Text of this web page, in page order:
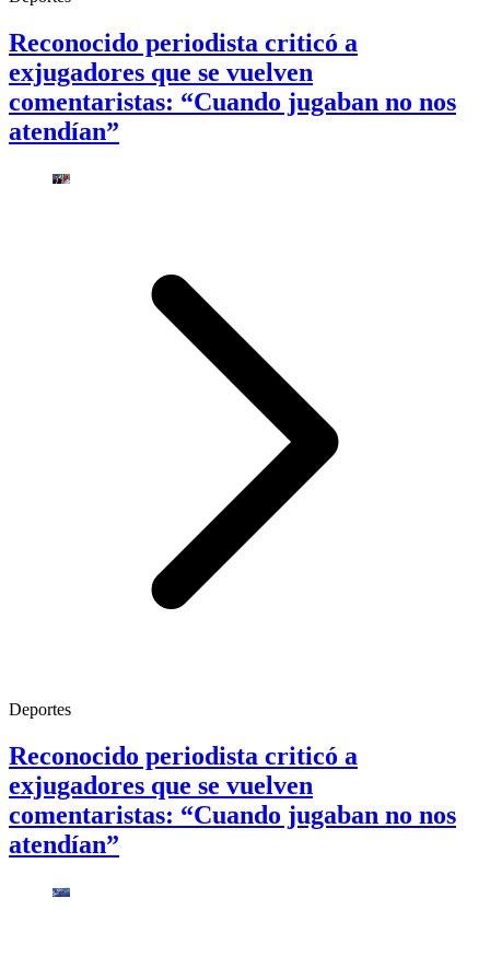
Reconocido periodista criticó a
exjugadores que se vuelven
comentaristas: “Cuando jugaban no nos
atendían”
Deportes
Reconocido periodista criticó a
exjugadores que se vuelven
comentaristas: “Cuando jugaban no nos
atendían”